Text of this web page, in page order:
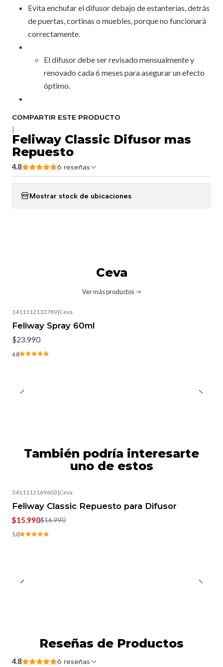
Evita enchufar el difusor debajo de estanterías, detrás
de puertas, cortinas o muebles, porque no funcionará
correctamente.
El difusor debe ser revisado mensualmente y
renovado cada 6 meses para asegurar un efecto
óptimo.
COMPARTIR ESTE PRODUCTO
Feliway Classic Difusor mas
Repuesto
4.8 6 reseñas
Mostrar stock de ubicaciones
Ceva
Ver más productos
3411112133789|Ceva
Feliway Spray 60ml
$23.990
4.8
También podría interesarte
uno de estos
3411112169603 |Ceva
Feliway Classic Repuesto para Difusor
$15.990$16.990
5.0
Reseñas de Productos
4.8 6 reseñas